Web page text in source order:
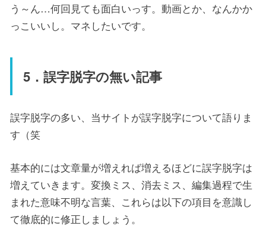
う～ん…何回見ても面白いっす。動画とか、なんかか
っこいいし。マネしたいです。
5．誤字脱字の無い記事
誤字脱字の多い、当サイトが誤字脱字について語りま
す（笑
基本的には文章量が増えれば増えるほどに誤字脱字は
増えていきます。変換ミス、消去ミス、編集過程で生
まれた意味不明な言葉、これらは以下の項目を意識し
て徹底的に修正しましょう。